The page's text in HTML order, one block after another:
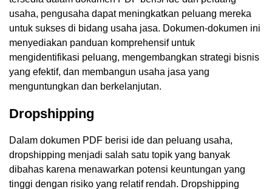
usaha, pengusaha dapat meningkatkan peluang mereka
untuk sukses di bidang usaha jasa. Dokumen-dokumen ini
menyediakan panduan komprehensif untuk
mengidentifikasi peluang, mengembangkan strategi bisnis
yang efektif, dan membangun usaha jasa yang
menguntungkan dan berkelanjutan.
Dropshipping
Dalam dokumen PDF berisi ide dan peluang usaha,
dropshipping menjadi salah satu topik yang banyak
dibahas karena menawarkan potensi keuntungan yang
tinggi dengan risiko yang relatif rendah. Dropshipping